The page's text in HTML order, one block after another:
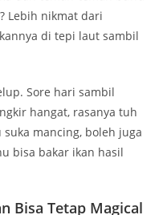
bisa bakar ikan hasil
Bisa Tetap Magical
pasti mahal.” Padahal
terjangkau banget.
semurah Rp50.000.
nggak merusak.